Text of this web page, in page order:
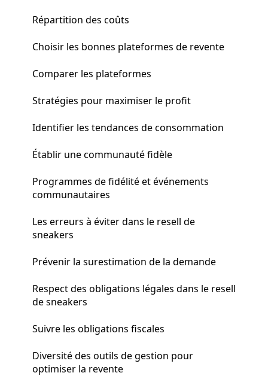
Répartition des coûts
Choisir les bonnes plateformes de revente
Comparer les plateformes
Stratégies pour maximiser le profit
Identifier les tendances de consommation
Établir une communauté fidèle
Programmes de fidélité et événements
communautaires
Les erreurs à éviter dans le resell de
sneakers
Prévenir la surestimation de la demande
Respect des obligations légales dans le resell
de sneakers
Suivre les obligations fiscales
Diversité des outils de gestion pour
optimiser la revente